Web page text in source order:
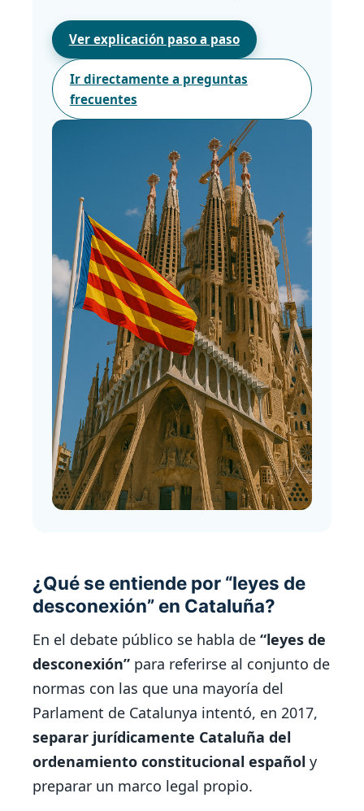
Ver explicación paso a paso
Ir directamente a preguntas
frecuentes
¿Qué se entiende por “leyes de
desconexión” en Cataluña?
En el debate público se habla de “leyes de
desconexión” para referirse al conjunto de
normas con las que una mayoría del
Parlament de Catalunya intentó, en 2017,
separar jurídicamente Cataluña del
ordenamiento constitucional español y
preparar un marco legal propio.